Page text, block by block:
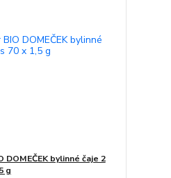
bylinné čaje 2
g